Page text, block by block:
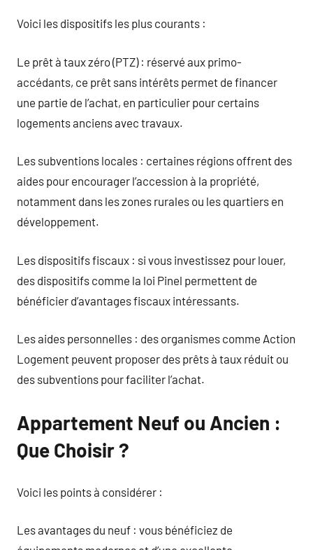
Voici les dispositifs les plus courants :
Le prêt à taux zéro (PTZ) : réservé aux primo-
accédants, ce prêt sans intérêts permet de financer
une partie de l’achat, en particulier pour certains
logements anciens avec travaux.
Les subventions locales : certaines régions offrent des
aides pour encourager l’accession à la propriété,
notamment dans les zones rurales ou les quartiers en
développement.
Les dispositifs fiscaux : si vous investissez pour louer,
des dispositifs comme la loi Pinel permettent de
bénéficier d’avantages fiscaux intéressants.
Les aides personnelles : des organismes comme Action
Logement peuvent proposer des prêts à taux réduit ou
des subventions pour faciliter l’achat.
Appartement Neuf ou Ancien :
Que Choisir ?
Voici les points à considérer :
Les avantages du neuf : vous bénéficiez de